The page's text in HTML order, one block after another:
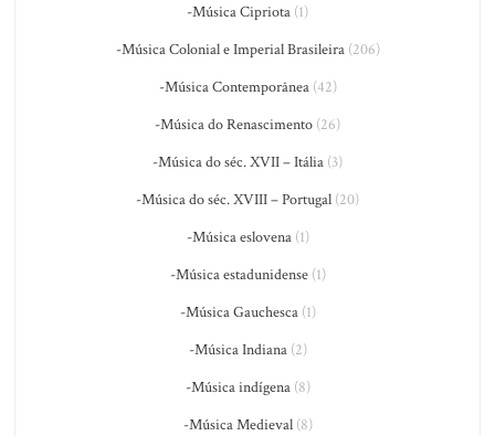
-Música Cipriota (1)
-Música Colonial e Imperial Brasileira(206)
-Música Contemporânea(42)
-Música do Renascimento (26)
-Música do séc. XVII – Itália (3)
-Música do séc. XVIII – Portugal (20)
-Música eslovena(1)
-Música estadunidense(1)
-Música Gauchesca(1)
-Música Indiana(2)
-Música indígena(8)
-Música Medieval(8)